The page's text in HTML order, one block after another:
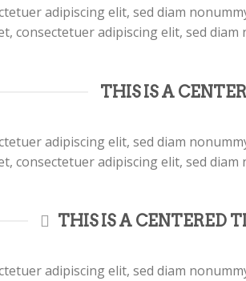
adipiscing elit, sed diam
consectetuer adipiscing elit, sed
THIS IS A
adipiscing elit, sed diam
consectetuer adipiscing elit, sed
THIS IS A CENTERED
adipiscing elit, sed diam